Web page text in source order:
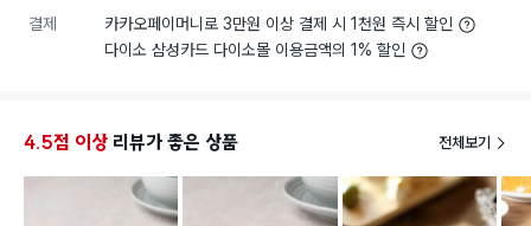
결제
카카오페이머니로 3만원 이상 결제 시 1천원 즉시 할인
다이소 삼성카드 다이소몰 이용금액의 1% 할인
4.5점 이상 리뷰가 좋은 상품 전체보기